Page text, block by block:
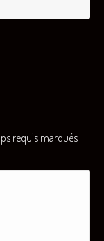
requis marqués